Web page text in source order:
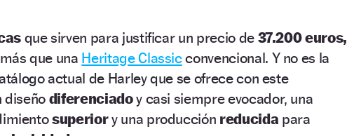
que sirven para justificar un precio de 37.200 euros,
que una Heritage Classicconvencional. Y no es la
actual de Harley que se ofrece con este
diseño diferenciadoy casi siempre evocador, una
superiory una producción reducida para